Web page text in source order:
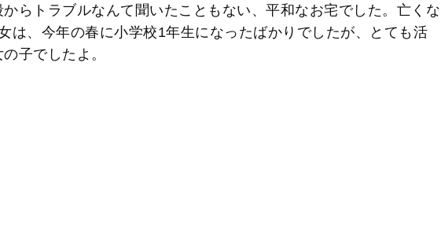
からトラブルなんて聞いたこともない、平和なお宅でした。亡くな
は、今年の春に小学校1年生になったばかりでしたが、とても活
子でしたよ。